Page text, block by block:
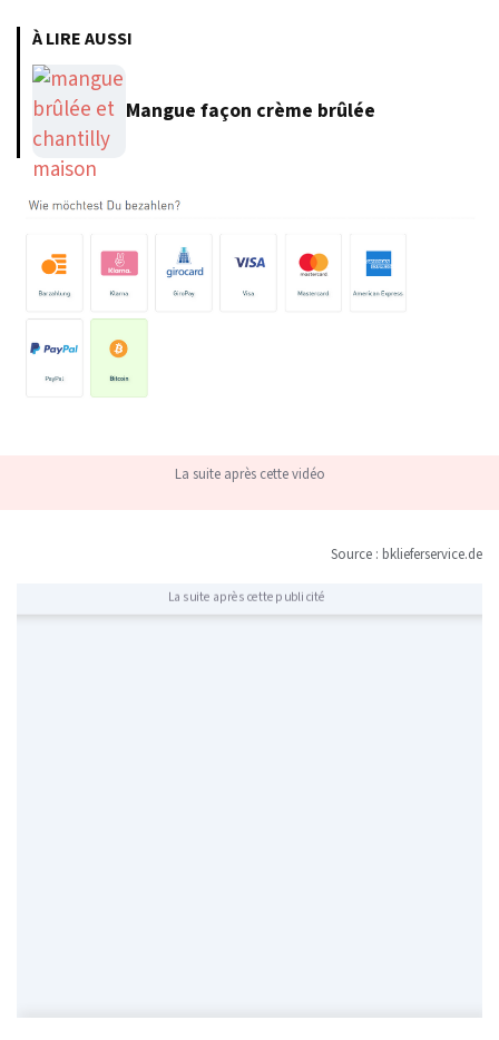
À LIRE AUSSI
Mangue façon crème brûlée
La suite après cette vidéo
Source : bklieferservice.de
La suite après cette publicité